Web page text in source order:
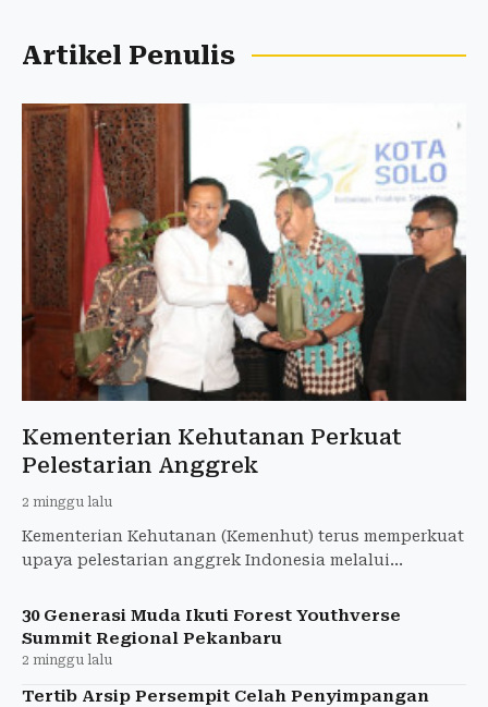
Artikel Penulis
Kementerian Kehutanan Perkuat
Pelestarian Anggrek
2 minggu lalu
Kementerian Kehutanan (Kemenhut) terus memperkuat
upaya pelestarian anggrek Indonesia melalui
edukasi
30 Generasi Muda Ikuti Forest Youthverse
Summit Regional Pekanbaru
2 minggu lalu
Tertib Arsip Persempit Celah Penyimpangan